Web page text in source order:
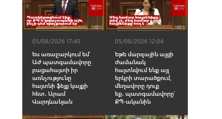
05/08/2026 17:40
Ես առաջարկում եմ՝
ԱԺ պատգամավորը
բացահայտի իր
առնչությունը
հայտնի ֆեյք կայքի
հետ․ Արամ
Վարդևանյան
05/08/2026 12:04
Եթե մարզային այցի
ժամանակ
հայտնվում ենք այլ
երկրի տարածքում,
մեղավորը դուք
եք․ պատգամավորը՝
ՔՊ-ականին